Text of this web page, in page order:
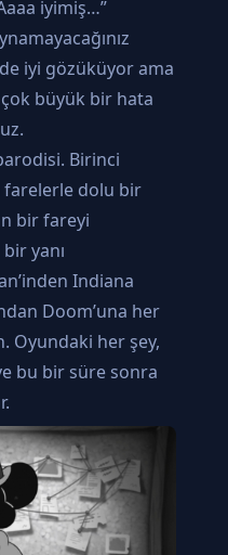
iyimiş…”
iyi gözüküyor ama
büyük bir hata
Birinci
farelerle dolu bir
bir fareyi
yanı
Indiana
Doom’una her
Oyundaki her şey,
bu bir süre sonra